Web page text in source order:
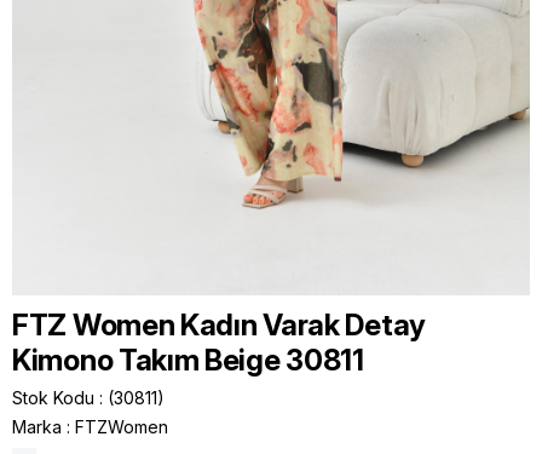
FTZ Women Kadın Varak Detay
Kimono Takım Beige 30811
Stok Kodu
(30811)
Marka : FTZWomen